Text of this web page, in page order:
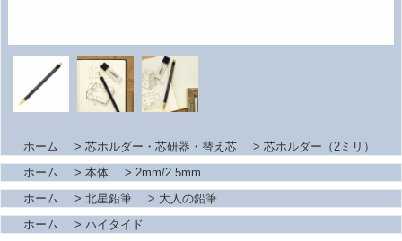
ホーム > 芯ホルダー・芯研器・替え芯 > 芯ホルダー（2ミリ）
ホーム
> 本体 > 2mm/2.5mm
ホーム
> 北星鉛筆 > 大人の鉛筆
ホーム
> ハイタイド